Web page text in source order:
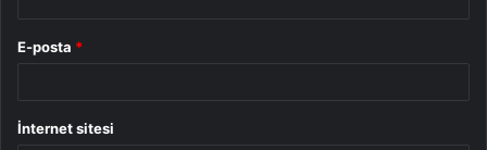
E-posta *
İnternet sitesi